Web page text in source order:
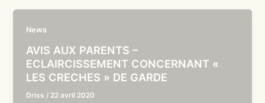
News
AVIS AUX PARENTS –
ECLAIRCISSEMENT CONCERNANT «
LES CRECHES » DE GARDE
Driss / 22 avril 2020